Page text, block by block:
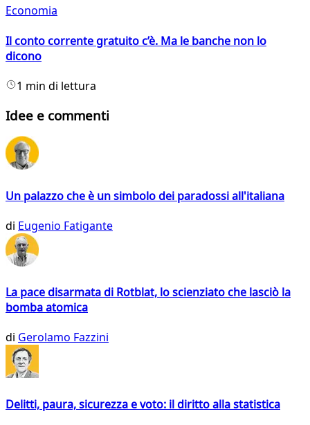
Economia
Il conto corrente gratuito c’è. Ma le banche non lo
dicono
1 min di lettura
Idee e commenti
Un palazzo che è un simbolo dei paradossi all'italiana
di Eugenio Fatigante
La pace disarmata di Rotblat, lo scienziato che lasciò la
bomba atomica
di Gerolamo Fazzini
Delitti, paura, sicurezza e voto: il diritto alla statistica